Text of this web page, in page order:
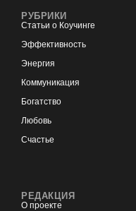
РУБРИКИ
Статьи о Коучинге
Эффективность
Энергия
Коммуникация
Богатство
Любовь
Счастье
РЕДАКЦИЯ
О проекте